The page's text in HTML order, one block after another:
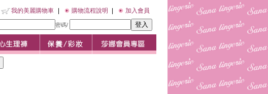
我的美麗購物車 購物流程說明 加入會員
密碼/